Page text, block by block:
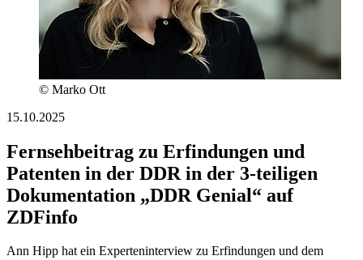
© Marko Ott
15.10.2025
Fernsehbeitrag zu Erfindungen und
Patenten in der DDR in der 3-teiligen
Dokumentation „DDR Genial“ auf
ZDFinfo
Ann Hipp hat ein Experteninterview zu Erfindungen und dem